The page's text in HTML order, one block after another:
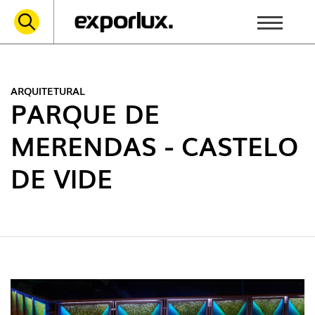
ARQUITETURAL
PARQUE DE
MERENDAS - CASTELO
DE VIDE